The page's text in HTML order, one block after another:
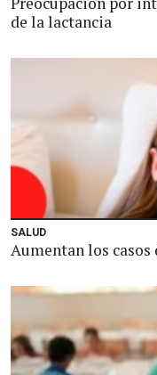
de la lactancia
SALUD
Aumentan los casos